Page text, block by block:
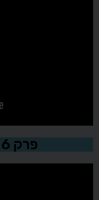
פרק 6 - להיות אוטוריטה